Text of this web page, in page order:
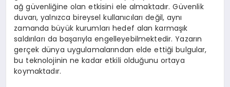
ağ güvenliğine olan etkisini ele almaktadır. Güvenlik
duvarı, yalnızca bireysel kullanıcıları değil, aynı
zamanda büyük kurumları hedef alan karmaşık
saldırıları da başarıyla engelleyebilmektedir. Yazarın
gerçek dünya uygulamalarından elde ettiği bulgular,
bu teknolojinin ne kadar etkili olduğunu ortaya
koymaktadır.